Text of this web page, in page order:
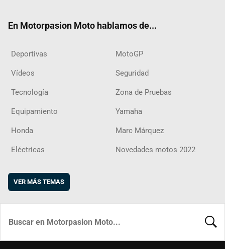
En Motorpasion Moto hablamos de...
Deportivas MotoGP
Vídeos Seguridad
Tecnología Zona de Pruebas
Equipamiento Yamaha
Honda Marc Márquez
Eléctricas Novedades motos 2022
VER MÁS TEMAS